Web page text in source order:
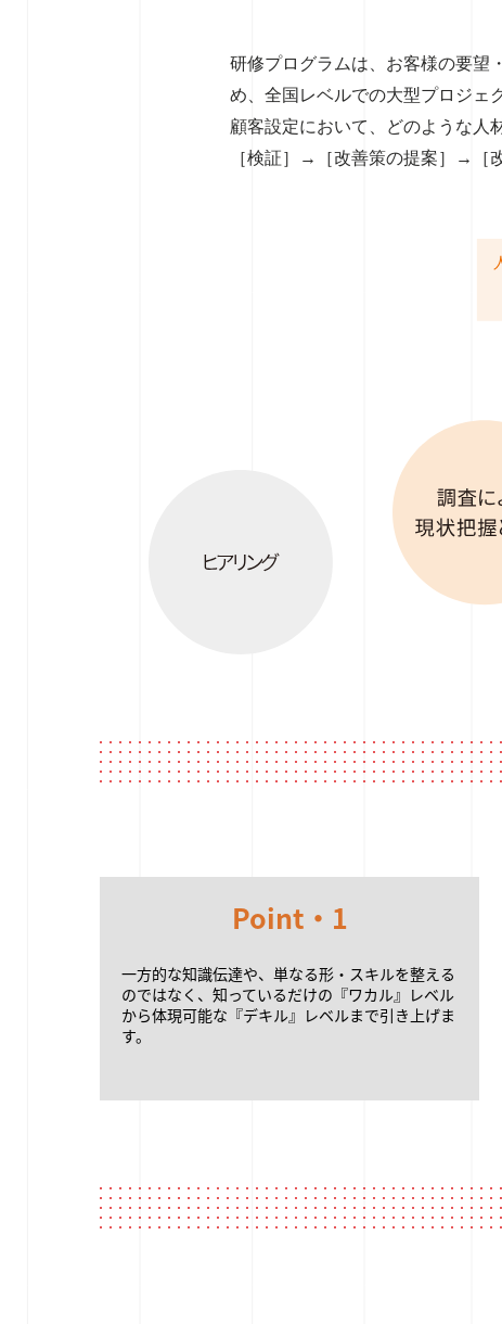
研修プログラムは、お客様の要望
め、全国レベルでの大型プロジェ
顧客設定において、どのような人
［検証］→［改善策の提案］→［
Point・1
一方的な知識伝達や、単なる形・スキルを整える
のではなく、知っているだけの『ワカル』レベル
から体現可能な『デキル』レベルまで引き上げま
す。